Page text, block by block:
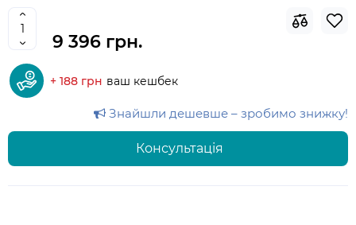
9 396 грн.
+ 188 грн ваш кешбек
Знайшли дешевше – зробимо знижку!
Консультація